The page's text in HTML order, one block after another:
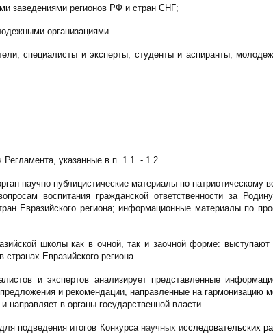
заведениями регионов РФ и стран СНГ;
организациями.
специалисты и эксперты, студенты и аспиранты,
указанные в п. 1.1. - 1.2 .
научно-публицистические материалы по
воспитания гражданской ответственности за
Евразийского региона; информационные материалы по
школы как в очной, так и заочной форме:
Евразийского региона.
и экспертов анализирует представленные
и рекомендации, направленные на
направляет в органы государственной власти.
подведения итогов Конкурса научных исследовательских